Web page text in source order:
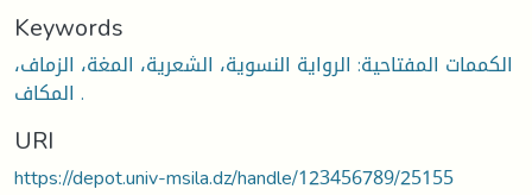
Keywords
الكممات المفتاحية: الرواية النسوية، الشعرية، المغة، الزماف،
المكاف .
URI
https://depot.univ-msila.dz/handle/123456789/25155